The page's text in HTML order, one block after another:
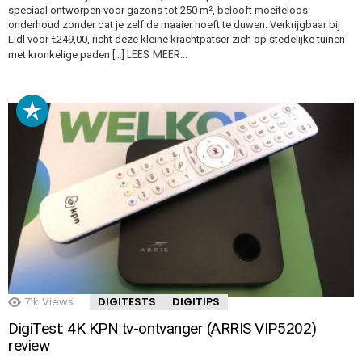
speciaal ontworpen voor gazons tot 250 m², belooft moeiteloos
onderhoud zonder dat je zelf de maaier hoeft te duwen. Verkrijgbaar bij
Lidl voor €249,00, richt deze kleine krachtpatser zich op stedelijke tuinen
met kronkelige paden […] LEES MEER…
71k Views DIGITESTS DIGITIPS
DigiTest: 4K KPN tv-ontvanger (ARRIS VIP5202)
review